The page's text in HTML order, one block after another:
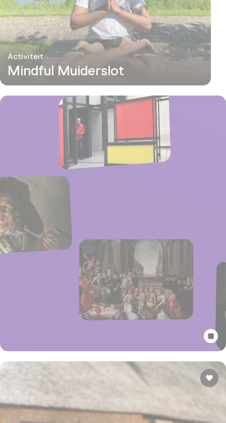
Mindful Muiderslot
Activiteit